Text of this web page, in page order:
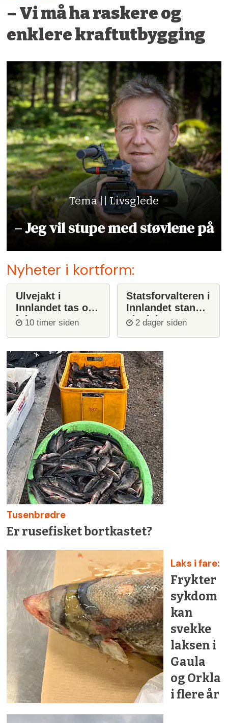
– Vi må ha raskere og
enklere kraftutbygging
Tema || Livsglede
– Jeg vil stupe med støvlene på
Nyheter i kortform:
Ulvejakt i
Innlandet tas opp
igjen
10 timer siden
Statsforvalteren i
Innlandet stanser
ulvejakt
2 dager siden
Tusenbrødre
Er rusefisket bortkastet?
Laks i fare:
Frykter
sykdom
kan
svekke
laksen i
Gaula
og Orkla
i flere år